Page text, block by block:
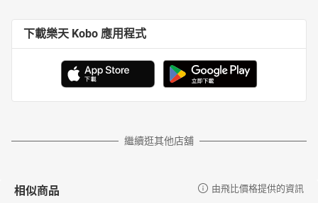
下載樂天 Kobo 應用程式
繼續逛其他店舖
相似商品 由飛比價格提供的資訊